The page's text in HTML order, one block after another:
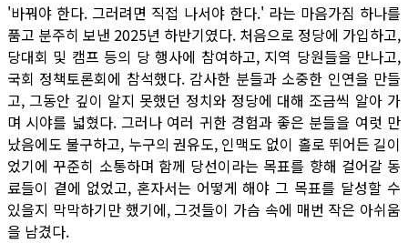
'바꿔야 한다. 그러려면 직접 나서야 한다.' 라는 마음가짐 하나를
품고 분주히 보낸 2025년 하반기였다. 처음으로 정당에 가입하고,
당대회 및 캠프 등의 당 행사에 참여하고, 지역 당원들을 만나고,
국회 정책토론회에 참석했다. 감사한 분들과 소중한 인연을 만들
고, 그동안 깊이 알지 못했던 정치와 정당에 대해 조금씩 알아 가
며 시야를 넓혔다. 그러나 여러 귀한 경험과 좋은 분들을 여럿 만
났음에도 불구하고, 누구의 권유도, 인맥도 없이 홀로 뛰어든 길이
었기에 꾸준히 소통하며 함께 당선이라는 목표를 향해 걸어갈 동
료들이 곁에 없었고, 혼자서는 어떻게 해야 그 목표를 달성할 수
있을지 막막하기만 했기에, 그것들이 가슴 속에 매번 작은 아쉬움
을 남겼다.